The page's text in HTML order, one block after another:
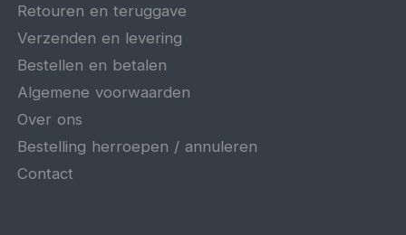
Retouren en teruggave
Verzenden en levering
Bestellen en betalen
Algemene voorwaarden
Over ons
Bestelling herroepen / annuleren
Contact